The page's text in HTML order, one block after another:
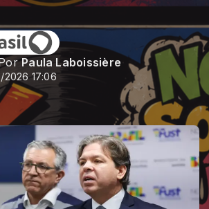
Paula Laboissière
2026 17:06